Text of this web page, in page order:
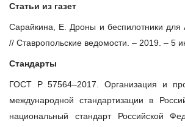
Статьи из газет
Сарайкина, Е. Дроны и беспилотники
// Ставропольские ведомости. – 2019. – 5
Стандарты
ГОСТ Р 57564–2017. Организация и
международной стандартизации в
национальный стандарт Российской